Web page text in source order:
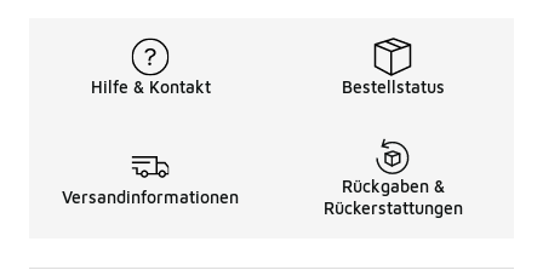
Hilfe & Kontakt Bestellstatus
Versandinformationen
Rückgaben &
Rückerstattungen